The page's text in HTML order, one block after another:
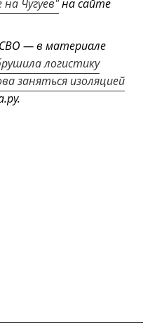
Чугуев"на сайте
— в материале
логистику
заняться изоляцией